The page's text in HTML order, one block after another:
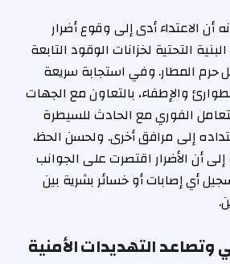
أن الاعتداء أدى إلى وقوع أضرار
التحتية لخزانات الوقود التابعة
حرم المطار. وفي استجابة سريعة
والإطفاء، بالتعاون مع الجهات
الفوري مع الحادث للسيطرة
إلى مرافق أخرى. ولحسن الحظ،
إلى أن الأضرار اقتصرت على الجوانب
أي إصابات أو خسائر بشرية بين
وتصاعد التهديدات الأمنية